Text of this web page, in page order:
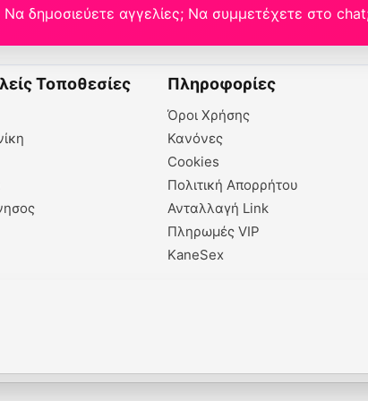
δημοσιεύετε αγγελίες; Να συμμετέχετε στο
Τοποθεσίες Πληροφορίες
Όροι Χρήσης
Κανόνες
Cookies
Πολιτική Απορρήτου
Ανταλλαγή Link
Πληρωμές VIP
KaneSex